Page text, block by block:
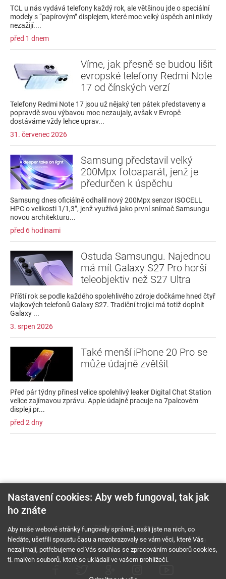
TCL u nás vydává telefony každý rok, ale většinou jde o speciální
modely s “papírovým” displejem, které moc velký úspěch ani nikdy
nezažijí....
před 1 dnem
Víme, jak přesně se budou lišit
evropské telefony Redmi Note
17 od čínských verzí
Telefony Redmi Note 17 jsou už nějaký ten pátek představeny a
popravdě svou výbavou moc nezaujaly, avšak v Evropě
dostáváme vždy lehce uprav...
31. červenec 2026
Samsung představil velký
200Mpx fotoaparát, jenž je
předurčen k úspěchu
Samsung dnes oficiálně odhalil nový 200Mpx senzor ISOCELL
HPC o velikosti 1/1,3”, jenž využívá jako první snímač Samsungu
novou architekturu...
před 6 hodinami
Ostuda Samsungu. Najednou
má mít Galaxy S27 Pro horší
teleobjektiv než S27 Ultra
Příští rok se podle každého spolehlivého zdroje dočkáme hned čtyř
vlajkových telefonů Galaxy S27. Tradiční trojici má totiž doplnit
Galaxy ...
3. srpen 2026
Také menší iPhone 20 Pro se
může údajně zvětšit
Před pár týdny přinesl velice spolehlivý leaker Digital Chat Station
velice zajímavou zprávu. Apple údajně pracuje na 7palcovém
displeji pr...
před 2 dny
O nás RSS feed
Reklama
Podmínky použití a ochrana soukromí
Cookies Kariéra
Nastavení cookies: Aby web fungoval, tak jak
ho znáte
Aby naše webové stránky fungovaly správně, našli jste na nich, co
hledáte, ušetřili spoustu času a nezobrazovaly se vám věci, které Vás
nezajímají, potřebujeme od Vás souhlas se zpracováním souborů cookies,
tj. malých souborů, které se ukládají ve vašem prohlížeči.